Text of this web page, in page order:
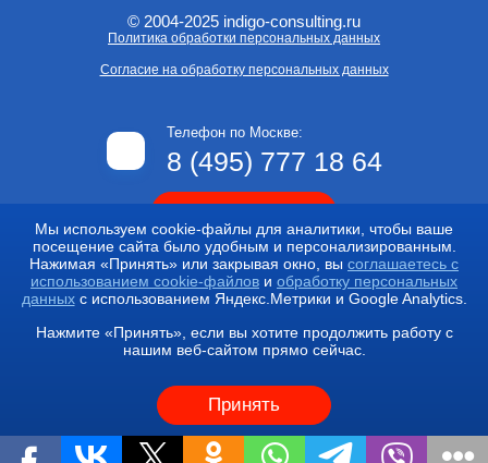
© 2004-2025 indigo-consulting.ru
Политика обработки персональных данных
Согласие на обработку персональных данных
Телефон по Москве:
8 (495) 777 18 64
Мы находимся по адресам:
м.Б-вар Дм.Донского,Куликовская ул., д. 12
м.Маяковская, 1-я Тверская-Ямская ул., дом 10
Разработкаиподдержка-
Мы используем cookie-файлы для аналитики, чтобы ваше
посещение сайта было удобным и персонализированным.
Нажимая «Принять» или закрывая окно, вы соглашаетесь с
использованием cookie-файлов и обработку персональных
данныхс использованием Яндекс.Метрики и Google Analytics.
Нажмите «Принять», если вы хотите продолжить работу с
нашим веб-сайтом прямо сейчас.
Принять
Подробнее